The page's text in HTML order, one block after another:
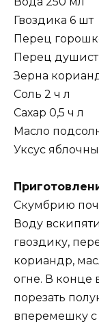
Гвоздика 6 шт
Перец
Перец
Зерна
Соль 2 ч л
Сахар 0,5 ч л
Масло
Уксус
Скумбрию
Воду
гвоздику,
кориандр,
огне. В конце
порезать
вперемешку с